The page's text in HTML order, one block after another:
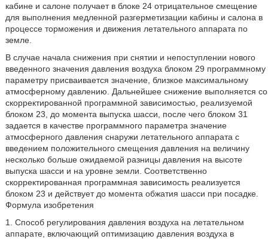
кабине и салоне получает в блоке 24 отрицательное смещение
для выполнения медленной разгерметизации кабины и салона в
процессе торможения и движения летательного аппарата по
земле.
В случае начала снижения при снятии и непоступлении нового
введенного значения давления воздуха блоком 29 программному
параметру присваивается значение, близкое максимальному
атмосферному давлению. Дальнейшее снижение выполняется со
скорректированной программной зависимостью, реализуемой
блоком 23, до момента выпуска шасси, после чего блоком 31
задается в качестве программного параметра значение
атмосферного давления снаружи летательного аппарата с
введением положительного смещения давления на величину
несколько больше ожидаемой разницы давления на высоте
выпуска шасси и на уровне земли. Соответственно
скорректированная программная зависимость реализуется
блоком 23 и действует до момента обжатия шасси при посадке.
Формула изобретения
1. Способ регулирования давления воздуха на летательном
аппарате, включающий оптимизацию давления воздуха в